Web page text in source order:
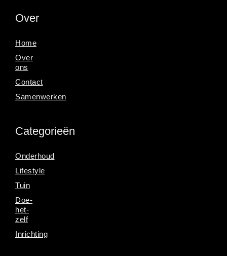
Over
Home
Over
ons
Contact
Samenwerken
Categorieën
Onderhoud
Lifestyle
Tuin
Doe-
het-
zelf
Inrichting